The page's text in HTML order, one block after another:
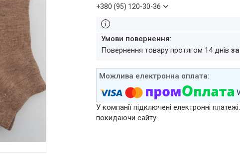
+380 (95) 120-30-36
повернення товару протягом 14 днів
У компанії підключені електронні
покидаючи сайту.